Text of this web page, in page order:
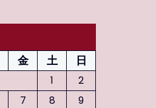
金 土 日
1
2
7 8
9